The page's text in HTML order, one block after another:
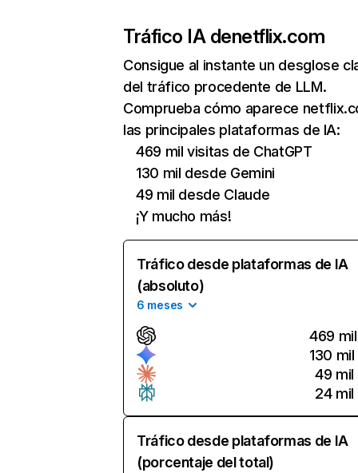
Tráfico IA denetflix.com
Consigue al instante un desglose
del tráfico procedente de LLM.
Comprueba cómo aparece
las principales plataformas de IA:
469 mil visitas de ChatGPT
130 mil desde Gemini
49 mil desde Claude
¡Y mucho más!
Tráfico desde plataformas de IA
(absoluto)
6 meses
469 mil
130 mil
49 mil
24 mil
Tráfico desde plataformas de IA
(porcentaje del total)